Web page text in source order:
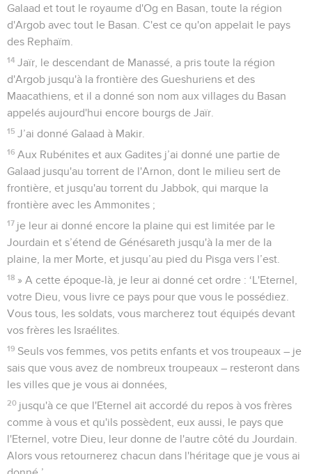
Galaad et tout le royaume d'Og en Basan, toute la région
d'Argob avec tout le Basan. C'est ce qu'on appelait le pays
des Rephaïm.
14 Jaïr, le descendant de Manassé, a pris toute la région
d'Argob jusqu'à la frontière des Gueshuriens et des
Maacathiens, et il a donné son nom aux villages du Basan
appelés aujourd'hui encore bourgs de Jaïr.
15 J’ai donné Galaad à Makir.
16 Aux Rubénites et aux Gadites j’ai donné une partie de
Galaad jusqu'au torrent de l'Arnon, dont le milieu sert de
frontière, et jusqu'au torrent du Jabbok, qui marque la
frontière avec les Ammonites ;
17 je leur ai donné encore la plaine qui est limitée par le
Jourdain et s’étend de Génésareth jusqu'à la mer de la
plaine, la mer Morte, et jusqu’au pied du Pisga vers l’est.
18 » A cette époque-là, je leur ai donné cet ordre : ‘L'Eternel,
votre Dieu, vous livre ce pays pour que vous le possédiez.
Vous tous, les soldats, vous marcherez tout équipés devant
vos frères les Israélites.
19 Seuls vos femmes, vos petits enfants et vos troupeaux – je
sais que vous avez de nombreux troupeaux – resteront dans
les villes que je vous ai données,
20 jusqu'à ce que l'Eternel ait accordé du repos à vos frères
comme à vous et qu'ils possèdent, eux aussi, le pays que
l'Eternel, votre Dieu, leur donne de l'autre côté du Jourdain.
Alors vous retournerez chacun dans l'héritage que je vous ai